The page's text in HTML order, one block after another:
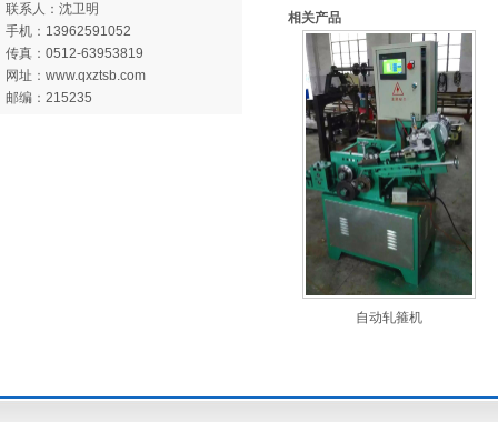
联系人：沈卫明
手机：13962591052
传真：0512-63953819
网址：www.qxztsb.com
邮编：215235
相关产品
自动轧箍机